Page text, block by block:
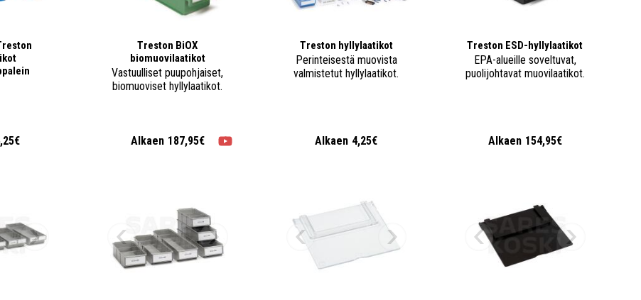
Treston BiOX
biomuovilaatikot
Vastuulliset puupohjaiset,
biomuoviset hyllylaatikot.
Alkaen 187,95€
Treston hyllylaatikot
Perinteisestä muovista
valmistetut hyllylaatikot.
Alkaen 4,25€
Treston ESD-hyllylaatikot
EPA-alueille soveltuvat,
puolijohtavat muovilaatikot.
Alkaen 154,95€